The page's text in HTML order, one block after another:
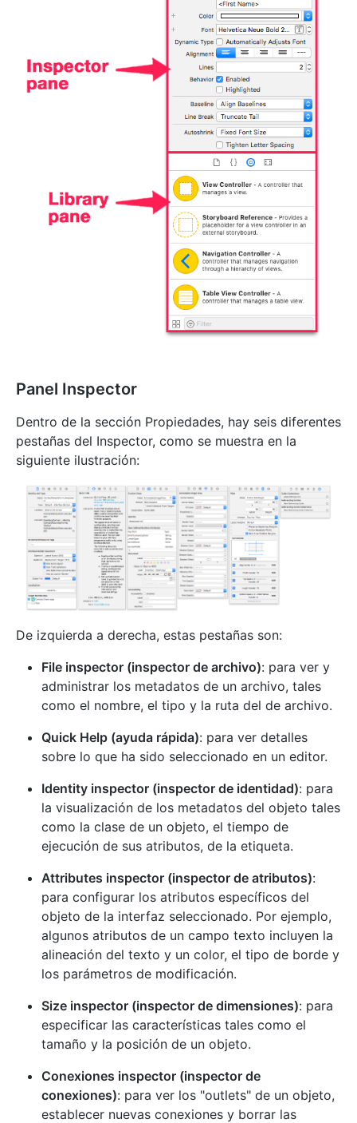
Panel Inspector
Dentro de la sección Propiedades, hay seis diferentes
pestañas del Inspector, como se muestra en la
siguiente ilustración:
De izquierda a derecha, estas pestañas son:
File inspector (inspector de archivo): para ver y
administrar los metadatos de un archivo, tales
como el nombre, el tipo y la ruta del de archivo.
Quick Help (ayuda rápida): para ver detalles
sobre lo que ha sido seleccionado en un editor.
Identity inspector (inspector de identidad): para
la visualización de los metadatos del objeto tales
como la clase de un objeto, el tiempo de
ejecución de sus atributos, de la etiqueta.
Attributes inspector (inspector de atributos):
para configurar los atributos específicos del
objeto de la interfaz seleccionado. Por ejemplo,
algunos atributos de un campo texto incluyen la
alineación del texto y un color, el tipo de borde y
los parámetros de modificación.
Size inspector (inspector de dimensiones): para
especificar las características tales como el
tamaño y la posición de un objeto.
Conexiones inspector (inspector de
conexiones): para ver los "outlets" de un objeto,
establecer nuevas conexiones y borrar las